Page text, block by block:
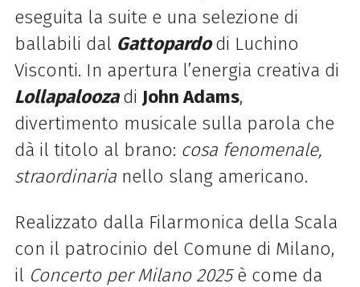
eseguita la suite e una selezione di
ballabili dal Gattopardodi Luchino
Visconti. In apertura l’energia creativa di
Lollapaloozadi John Adams,
divertimento musicale sulla parola che
dà il titolo al brano: cosa fenomenale,
straordinarianello slang americano.
Realizzato dalla Filarmonica della Scala
con il patrocinio del Comune di Milano,
il Concerto per Milano 2025è come da